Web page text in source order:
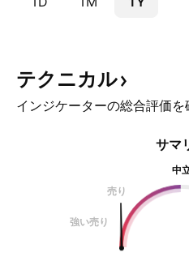
テクニカル
インジケーターの総合評価を
サマ
中
売り
強い売り